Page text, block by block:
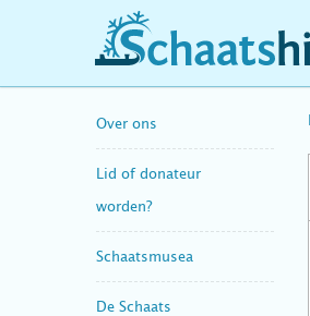
schaatshistorie.nl
Over ons
Lid of donateur
worden?
Schaatsmusea
De Schaats